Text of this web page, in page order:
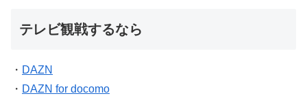
テレビ観戦するなら
・ DAZN
・ DAZN for docomo